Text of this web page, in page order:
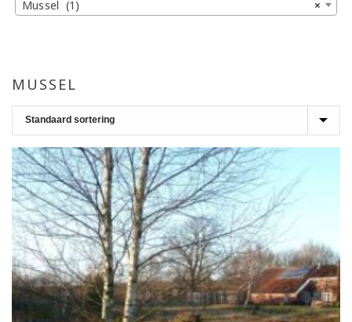
MUSSEL
×
Mussel (1)